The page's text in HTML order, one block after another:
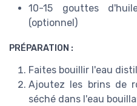
10-15 gouttes
(optionnel)
PRÉPARATION :
Faites bouillir l'eau
Ajoutez les brins de
séché dans l'eau